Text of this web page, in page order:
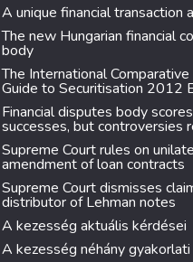
A unique financial transaction
The new Hungarian financial
body
The International
Guide to Securitisation 2012
Financial disputes body
successes, but controversies
Supreme Court rules on
amendment of loan contracts
Supreme Court dismisses
distributor of Lehman notes
A kezesség aktuális kérdései
A kezesség néhány